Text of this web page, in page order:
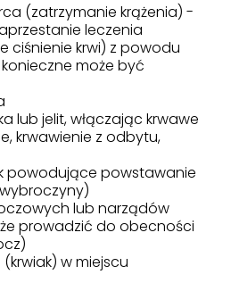
(zatrzymanie krążenia) -
leczenia
ciśnienie krwi) z powodu
może być
lub jelit, włączając krwawe
krwawienie z odbytu,
powodujące powstawanie
lub narządów
prowadzić do obecności
w miejscu